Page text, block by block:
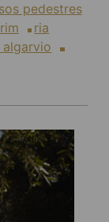
pedestres
ria